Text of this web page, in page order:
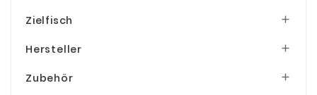
Zielfisch 
Hersteller 
Zubehör 